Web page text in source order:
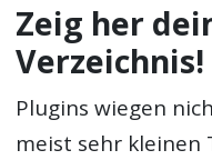
Zeig her
Verzeichnis!
Plugins wiegen
meist sehr kleinen